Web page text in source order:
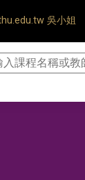
吳小姐